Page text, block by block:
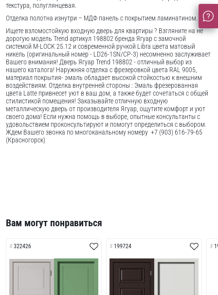
текстура, полуглянцевая.
Отделка полотна изнутри – МДФ панель с покрытием ламинатином.
Ищете взломостойкую входную дверь для квартиры ? Взгляните на не
дорогую модель Trend артикул 198802 бренда Ягуар с замочной
системой M-LOCK 25.12 и современной ручкой Libra цвета матовый
никель (оригинальный номер - LD26-1SN/CP-3) несомненно заслуживает
Вашего внимания! Дверь Ягуар Trend 198802 - отличный выбор из
нашего каталога! Наружняя отделка с фрезеровкой цвета RAL 9005,
материал покрытия- эмаль обладает высокой стойкостью к внешним
воздействиям. Отделка внутренней стороны : Эмаль фрезерованная
цвета Latte привнесет уют в ваш дом, а также будет сочетаться с общей
стилистикой помещения! Заказывайте отличную входную
металлическую дверь от производителя Ягуар, ощутите комфорт и уют
своего дома! Если нужна помощь в выборе, опытные консультанты с
удовольствием проконсультируют и помогут определиться с выбором.
Ждем Вашего звонка по многоканальному номеру +7 (903) 616-79-65
(Красногорск)
Вам могут понравиться
322426 199724